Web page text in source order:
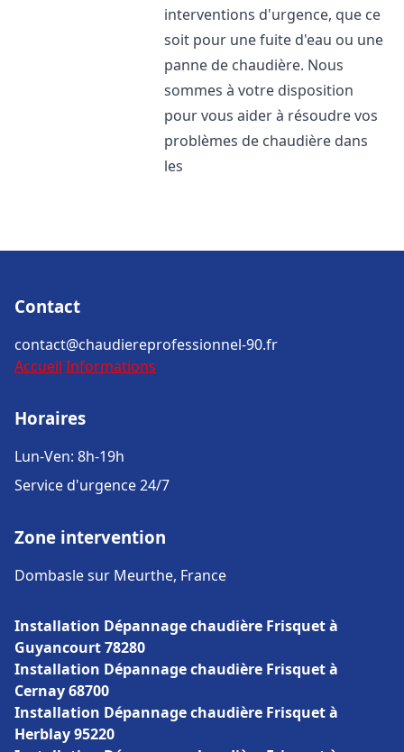
interventions d'urgence, que ce
soit pour une fuite d'eau ou une
panne de chaudière. Nous
sommes à votre disposition
pour vous aider à résoudre vos
problèmes de chaudière dans
les
Contact
contact@chaudiereprofessionnel-90.fr
Accueil Informations
Horaires
Lun-Ven: 8h-19h
Service d'urgence 24/7
Zone intervention
Dombasle sur Meurthe, France
Installation Dépannage chaudière Frisquet à
Guyancourt 78280
Installation Dépannage chaudière Frisquet à
Cernay 68700
Installation Dépannage chaudière Frisquet à
Herblay 95220